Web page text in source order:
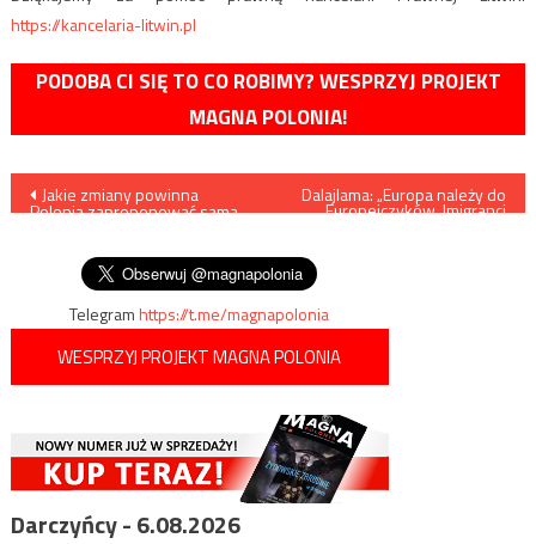
https://kancelaria-litwin.pl
PODOBA CI SIĘ TO CO ROBIMY? WESPRZYJ PROJEKT
MAGNA POLONIA!
Nawigacja
Jakie zmiany powinna
Polonia zaproponować sama
Dalajlama: „Europa należy do
Europejczyków. Imigranci
Telegramhttps://t.me/magnapolonia
WESPRZYJ PROJEKT MAGNA POLONIA
Darczyńcy - 6.08.2026